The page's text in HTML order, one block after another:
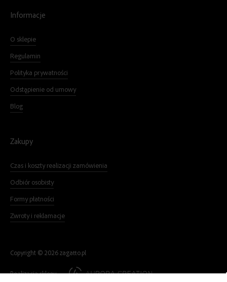
Informacje
O sklepie
Regulamin
Polityka prywatności
Odstąpienie od umowy
Blog
Zakupy
Czas i koszty realizacji zamówienia
Odbiór osobisty
Formy płatności
Zwroty i reklamacje
Copyright © 2026zagatto.pl
Realizacja sklepu